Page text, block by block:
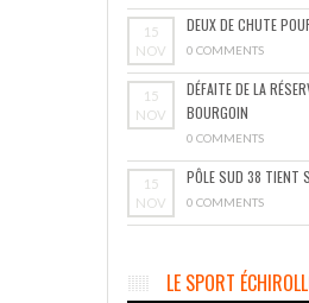
15
NOV
DEUX DE CHUTE
0 COMMENTS
15
NOV
DÉFAITE DE LA
BOURGOIN
0 COMMENTS
15
NOV
PÔLE SUD 38 TIENT
0 COMMENTS
LE SPORT